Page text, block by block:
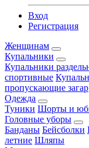
Вход
Регистрация
Женщинам
Купальники
Купальники
спортивные
пропускающие загар
Одежда
Туники Шорты и
Головные уборы
Банданы Бейсболки
летние Шляпы